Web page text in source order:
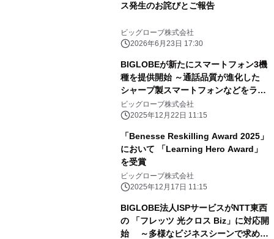
ス発生のお詫びとご報告
ビッグローブ株式会社
2026年6月23日 17:30
BIGLOBEが新たにスマートフォン3機
種を提供開始 ～通話品質が進化した
シャープ製スマートフォンなどをライ
ンアップに追加～
ビッグローブ株式会社
2025年12月22日 11:15
「Benesse Reskilling Award 2025」
において 「Learning Hero Award」
を受賞
ビッグローブ株式会社
2025年12月17日 11:15
BIGLOBE法人ISPサービスがNTT東西
の 「フレッツ 光クロス Biz」に対応開
始 ～多様なビジネスシーンで求めら